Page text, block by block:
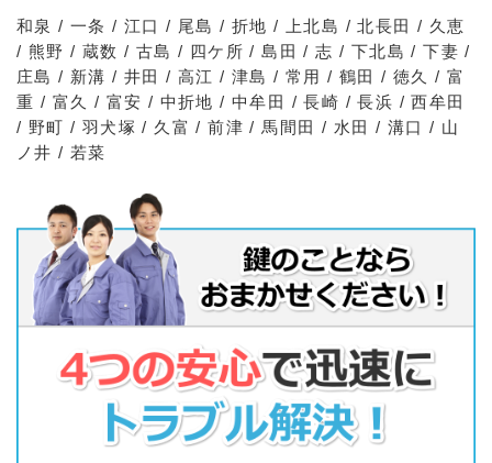
和泉 / 一条 / 江口 / 尾島 / 折地 / 上北島 / 北長田 / 久恵
/ 熊野 / 蔵数 / 古島 / 四ケ所 / 島田 / 志 / 下北島 / 下妻 /
庄島 / 新溝 / 井田 / 高江 / 津島 / 常用 / 鶴田 / 徳久 / 富
重 / 富久 / 富安 / 中折地 / 中牟田 / 長崎 / 長浜 / 西牟田
/ 野町 / 羽犬塚 / 久富 / 前津 / 馬間田 / 水田 / 溝口 / 山
ノ井 / 若菜